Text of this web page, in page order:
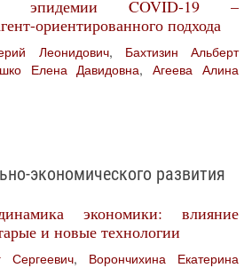
эпидемии COVID-19 –
ориентированного подхода
Леонидович, Бахтизин Альберт
Елена Давидовна,Агеева Алина
экономического развития
экономики: влияние
и новые технологии
Сергеевич, Ворончихина Екатерина